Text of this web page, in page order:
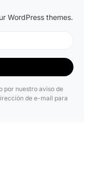
WordPress themes.
por nuestro aviso de
de e-mail para